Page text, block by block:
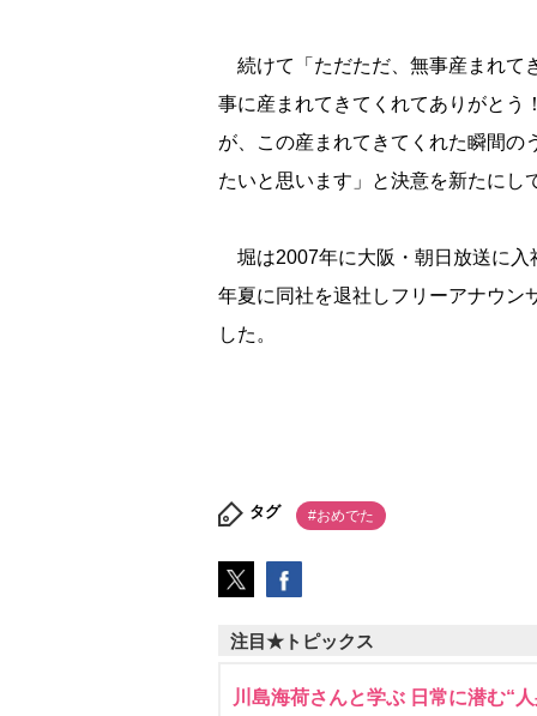
続けて「ただただ、無事産まれて
事に産まれてきてくれてありがと
が、この産まれてきてくれた瞬間の
たいと思います」と決意を新たにし
堀は2007年に大阪・朝日放送に入
年夏に同社を退社しフリーアナウン
した。
タグ #おめでた
注目★トピックス
川島海荷さんと学ぶ 日常に潜む“